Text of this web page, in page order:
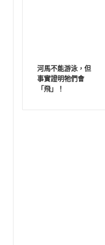
河馬不能游泳，但
事實證明牠們會
「飛」！